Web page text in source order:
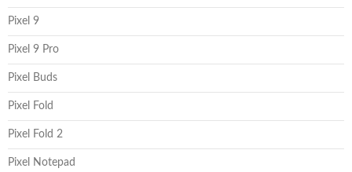
Pixel 9
Pixel 9 Pro
Pixel Buds
Pixel Fold
Pixel Fold 2
Pixel Notepad